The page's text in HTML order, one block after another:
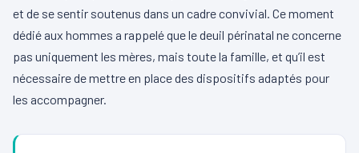
et de se sentir soutenus dans un cadre convivial. Ce moment
dédié aux hommes a rappelé que le deuil périnatal ne concerne
pas uniquement les mères, mais toute la famille, et qu’il est
nécessaire de mettre en place des dispositifs adaptés pour
les accompagner.